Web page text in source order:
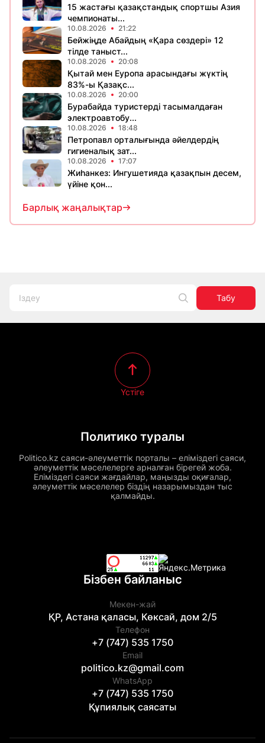
15 жастағы қазақстандық спортшы Азия
чемпионаты...
10.08.2026 21:22
Бейжіңде Абайдың «Қара сөздері» 12
тілде таныст...
10.08.2026 20:08
Қытай мен Еуропа арасындағы жүктің
83%-ы Қазақс...
10.08.2026 20:00
Бурабайда туристерді тасымалдаған
электроавтобу...
10.08.2026 18:48
Петропавл орталығында әйелдердің
гигиеналық зат...
10.08.2026 17:07
Жиһанкез: Ингушетияда қазақпын десем,
үйіне қон...
Барлық жаңалықтар
Табу
Политико туралы
Politico.kz саяси-әлеуметтік порталы – еліміздегі саяси,
әлеуметтік мәселелерге арналған бірегей жоба.
Еліміздегі саяси жағдайлар, маңызды оқиғалар,
әлеуметтік мәселелер біздің назарымыздан тыс
қалмайды.
Үстіге
Бізбен байланыс
Мекен-жай
ҚР, Астана қаласы, Көксай, дом 2/5
Телефон
+7 (747) 535 1750
Email
politico.kz@gmail.com
WhatsApp
+7 (747) 535 1750
Құпиялық саясаты